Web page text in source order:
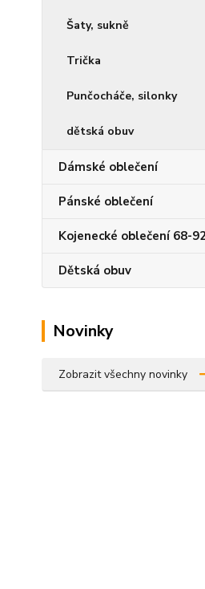
Šaty, sukně
Trička
Punčocháče, silonky
dětská obuv
Dámské oblečení
Pánské oblečení
Kojenecké oblečení 68-
Dětská obuv
Novinky
Zobrazit všechny novinky